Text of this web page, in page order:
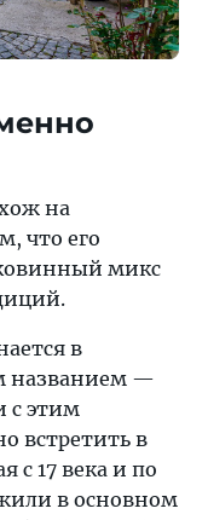
на
что его
микс
в
названием —
с этим
встретить в
с 17 века и по
в основном